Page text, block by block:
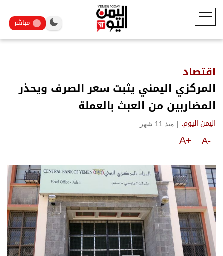
مباشر
اقتصاد
المركزي اليمني يثبت سعر الصرف ويحذر
المضاربين من العبث بالعملة
اليمن اليوم: | منذ 11 شهر
A-
A+